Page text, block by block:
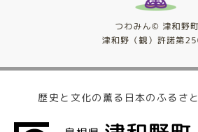
歴史と文化の薫る日本のふるさと